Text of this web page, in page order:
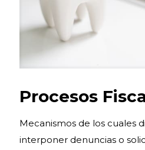
Procesos
Mecanismos de los cuales
interponer denuncias o